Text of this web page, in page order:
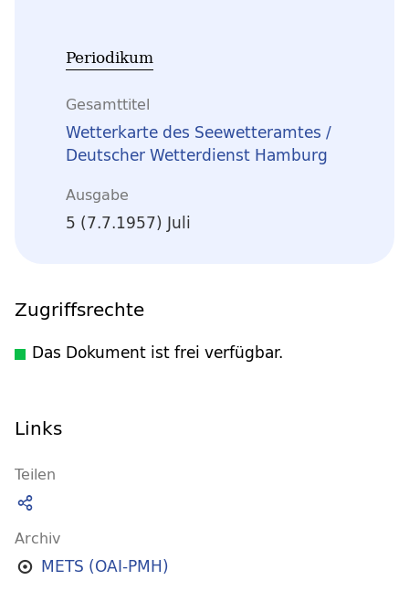
Periodikum
Gesamttitel
Wetterkarte des Seewetteramtes /
Deutscher Wetterdienst Hamburg
Ausgabe
5 (7.7.1957) Juli
Zugriffsrechte
Das Dokument ist frei verfügbar.
Links
Teilen
Archiv
METS (OAI-PMH)